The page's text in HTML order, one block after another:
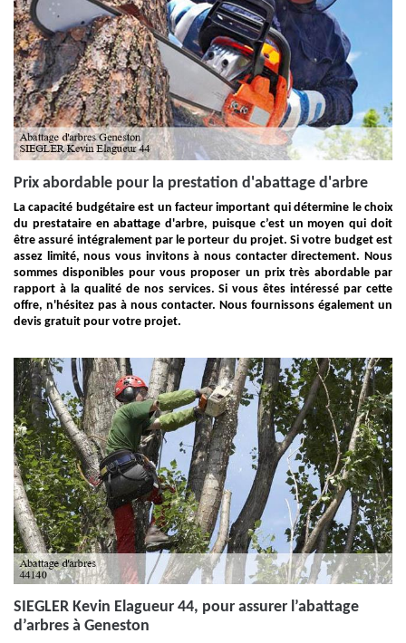
Prix abordable pour la prestation d'abattage d'arbre
La capacité budgétaire est un facteur important qui détermine le choix
du prestataire en abattage d'arbre, puisque c’est un moyen qui doit
être assuré intégralement par le porteur du projet. Si votre budget est
assez limité, nous vous invitons à nous contacter directement. Nous
sommes disponibles pour vous proposer un prix très abordable par
rapport à la qualité de nos services. Si vous êtes intéressé par cette
offre, n'hésitez pas à nous contacter. Nous fournissons également un
devis gratuit pour votre projet.
SIEGLER Kevin Elagueur 44, pour assurer l’abattage
d’arbres à Geneston